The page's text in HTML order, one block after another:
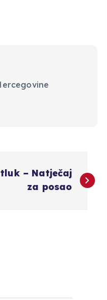
– Natječaj
za posao